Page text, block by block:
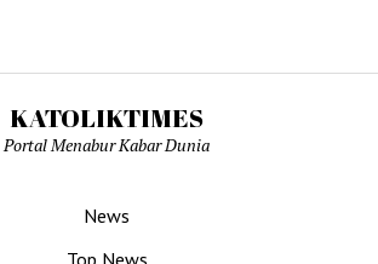
KATOLIKTIMES
Portal Menabur Kabar Dunia
News
Top News